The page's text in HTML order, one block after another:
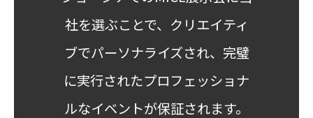
社を選ぶことで、クリエイティ
ブでパーソナライズされ、完璧
に実行されたプロフェッショナ
ルなイベントが保証されます。